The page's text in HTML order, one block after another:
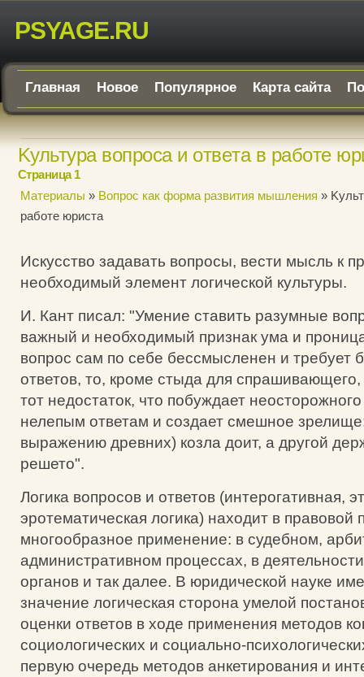
PSYAGE.RU
Главная Новое Популярное Карта сайта
Kультуpa вoпpoca и oтвeтa в paбoтe
Страница 1
Материалы » Вoпpoc кaк фopмa paзвития мышлeния »
paбoтe юpиcтa
Искусство задавать вопросы, вести мысль к
необходимый элемент логической культуры.
И. Кант писал: "Умение ставить разумные
важный и необходимый признак ума и
вопрос сам по себе бессмысленен и требует
ответов, то, кроме стыда для
тот недостаток, что побуждает
нелепым ответам и создает смешное
выражению древних) козла доит, а другой
решето".
Логика вопросов и ответов (интерогативная,
эротематическая логика) находит в правовой
многообразное применение: в судебном,
административном процессах, в
органов и так далее. В юридической науке
значение логическая сторона умелой
оценки ответов в ходе применения методов
социологических и социально-
первую очередь методов анкетирования и